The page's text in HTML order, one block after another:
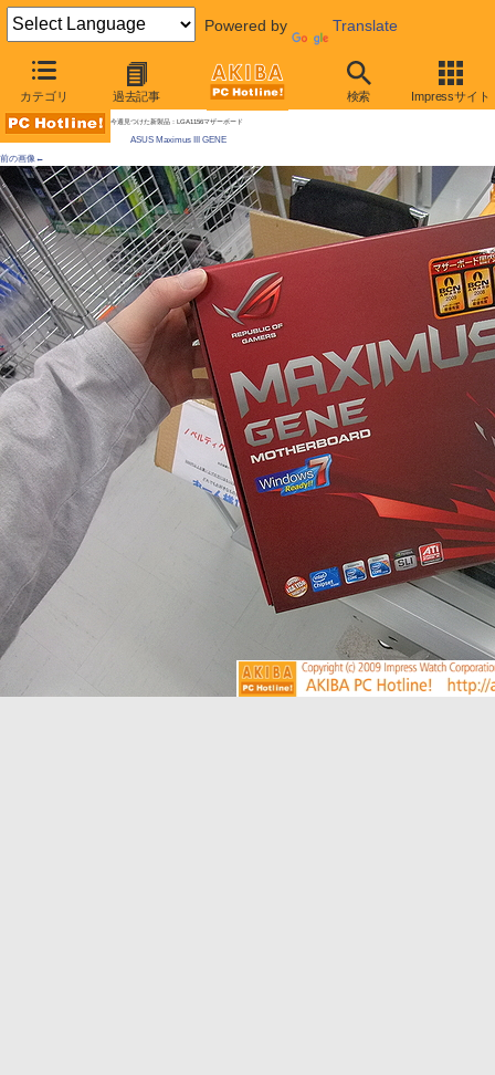
Powered by Translate
カテゴリ 過去記事 検索 Impressサイト
AKIBA PC Hotline! 2009年9月19日号
OC状況を別のPCで設定/監視できるマザーが発売、ASUS製
今週見つけた新製品：LGA1156マザーボード
ASUS Maximus III GENE
前の画像←